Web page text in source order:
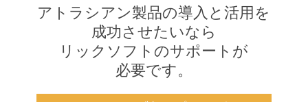
アトラシアン製品の導入と活用を
成功させたいなら
リックソフトのサポートが
必要です。